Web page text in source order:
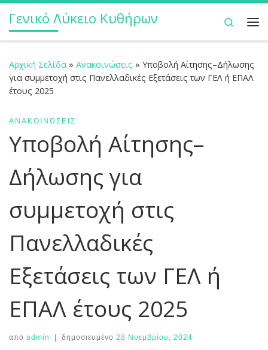
Μετάβαση στο περιεχόμενο
Γενικό Λύκειο Κυθήρων
Search
Αρχική Σελίδα » Ανακοινώσεις » Υποβολή Αίτησης–Δήλωσης
για συμμετοχή στις Πανελλαδικές Εξετάσεις των ΓΕΛ ή ΕΠΑΛ
έτους 2025
ΑΝΑΚΟΙΝΏΣΕΙΣ
Υποβολή Αίτησης–
Δήλωσης για
συμμετοχή στις
Πανελλαδικές
Εξετάσεις των ΓΕΛ ή
ΕΠΑΛ έτους 2025
από admin | δημοσιευμένο 28 Νοεμβρίου, 2024